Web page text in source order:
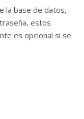
la base de datos,
estos
es opcional si se